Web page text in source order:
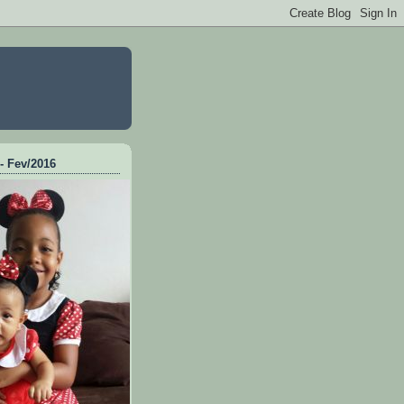
Fev/2016